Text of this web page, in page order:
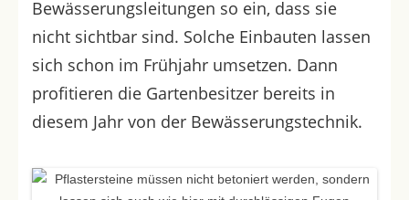
Bewässerungsleitungen so ein, dass sie
nicht sichtbar sind. Solche Einbauten lassen
sich schon im Frühjahr umsetzen. Dann
profitieren die Gartenbesitzer bereits in
diesem Jahr von der Bewässerungstechnik.